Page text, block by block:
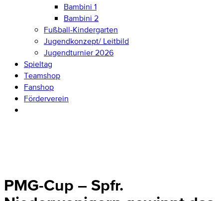
Bambini 1
Bambini 2
Fußball-Kindergarten
Jugendkonzept/ Leitbild
Jugendturnier 2026
Spieltag
Teamshop
Fanshop
Förderverein
PMG-Cup – Spfr.